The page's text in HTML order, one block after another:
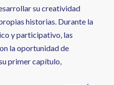
su creatividad
historias. Durante la
y participativo, las
la oportunidad de
primer capítulo,